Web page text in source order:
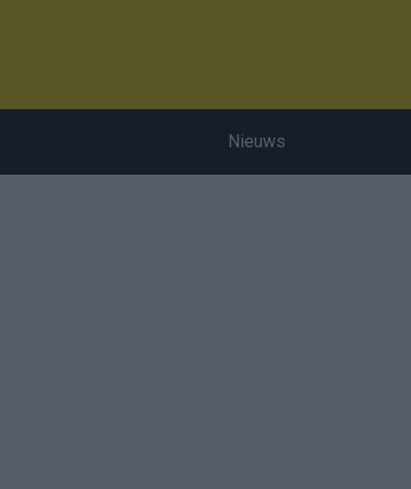
Nieuws